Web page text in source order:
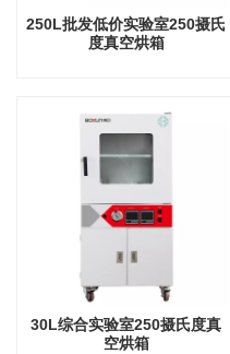
250L批发低价实验室250摄氏
度真空烘箱
30L综合实验室250摄氏度真
空烘箱